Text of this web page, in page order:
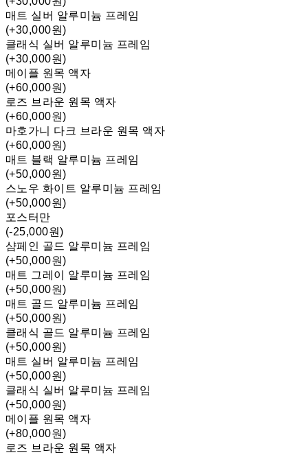
매트 실버 알루미늄 프레임
(+30,000원)
클래식 실버 알루미늄 프레임
(+30,000원)
메이플 원목 액자
(+60,000원)
로즈 브라운 원목 액자
(+60,000원)
마호가니 다크 브라운 원목 액자
(+60,000원)
매트 블랙 알루미늄 프레임
(+50,000원)
스노우 화이트 알루미늄 프레임
(+50,000원)
포스터만
(-25,000원)
샴페인 골드 알루미늄 프레임
(+50,000원)
매트 그레이 알루미늄 프레임
(+50,000원)
매트 골드 알루미늄 프레임
(+50,000원)
클래식 골드 알루미늄 프레임
(+50,000원)
매트 실버 알루미늄 프레임
(+50,000원)
클래식 실버 알루미늄 프레임
(+50,000원)
메이플 원목 액자
(+80,000원)
로즈 브라운 원목 액자